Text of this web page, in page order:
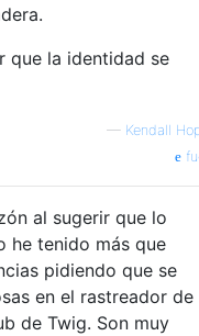
que la identidad se
— Kendall
al sugerir que lo
he tenido más que
pidiendo que se
en el rastreador de
de Twig. Son muy